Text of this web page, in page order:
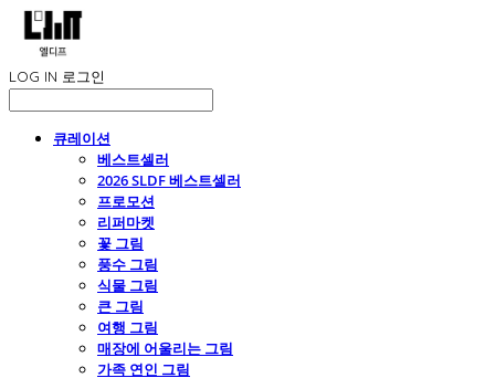
LOG IN 로그인
큐레이션
베스트셀러
2026 SLDF 베스트셀러
프로모션
리퍼마켓
꽃 그림
풍수 그림
식물 그림
큰 그림
여행 그림
매장에 어울리는 그림
가족 연인 그림